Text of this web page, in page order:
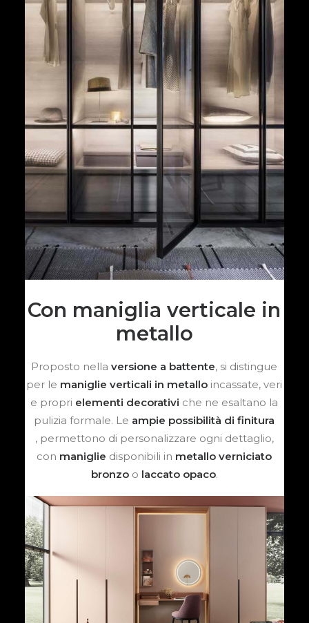
Con maniglia verticale in
metallo
Proposto nella versione a battente, si distingue
per le maniglie verticali in metallo incassate, veri
e propri elementi decorativi che ne esaltano la
pulizia formale. Le ampie possibilità di finitura
, permettono di personalizzare ogni dettaglio,
con maniglie disponibili in metallo verniciato
bronzoo laccato opaco.